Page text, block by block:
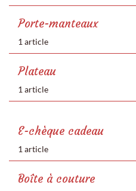
Porte-manteaux
1 article
Plateau
1 article
E-chèque cadeau
1 article
Boîte à couture